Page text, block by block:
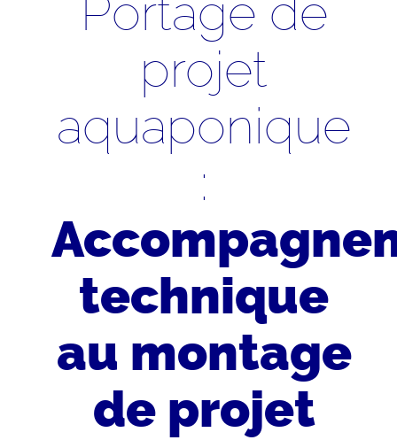
Portage de
projet
aquaponique
:
technique
au montage
de projet